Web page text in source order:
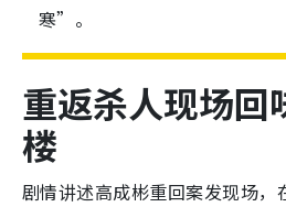
寒”。
重返杀人现场回
楼
剧情讲述高成彬重回案发现场，